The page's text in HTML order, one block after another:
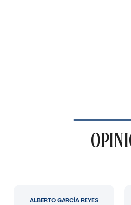
ALBERTO GARCÍA REYES